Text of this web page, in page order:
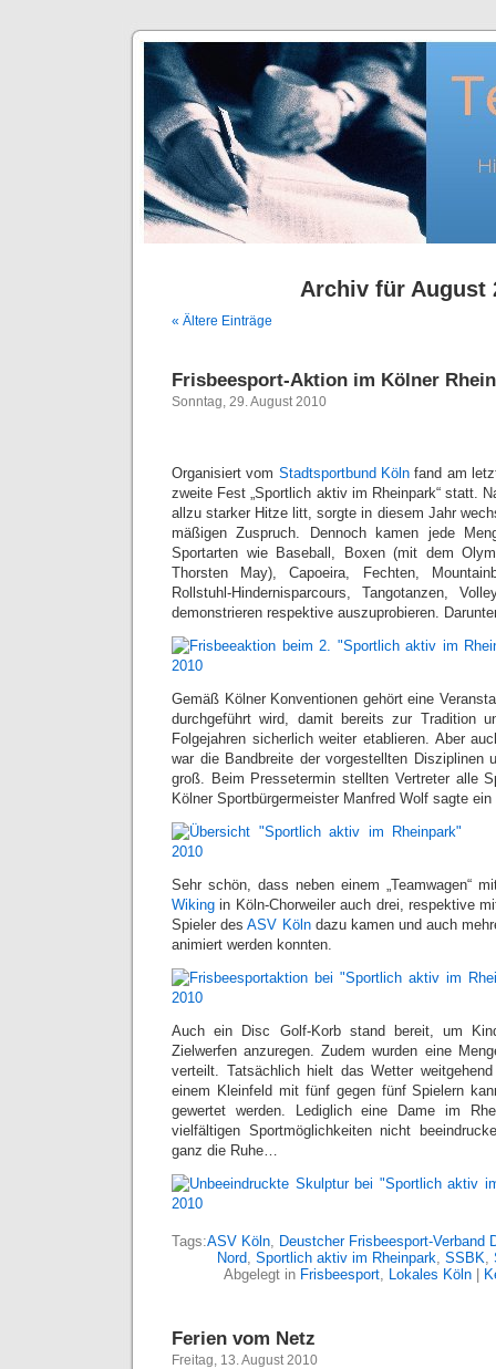
Archiv für August
« Ältere Einträge
Frisbeesport-Aktion im Kölner
Sonntag, 29. August 2010
Organisiert vom Stadtsportbund Kölnfand am
zweite Fest „Sportlich aktiv im Rheinpark“ statt.
allzu starker Hitze litt, sorgte in diesem Jahr
mäßigen Zuspruch. Dennoch kamen jede
Sportarten wie Baseball, Boxen (mit dem
Thorsten May), Capoeira, Fechten,
Rollstuhl-Hindernisparcours, Tangotanzen,
demonstrieren respektive auszuprobieren.
Gemäß Kölner Konventionen gehört eine
durchgeführt wird, damit bereits zur Tradition
Folgejahren sicherlich weiter etablieren. Aber
war die Bandbreite der vorgestellten Disziplinen
groß. Beim Pressetermin stellten Vertreter alle
Kölner Sportbürgermeister Manfred Wolf sagte
Sehr schön, dass neben einem „Teamwagen“
Wiking in Köln-Chorweiler auch drei, respektive
Spieler desASV Kölndazu kamen und auch
animiert werden konnten.
Auch ein Disc Golf-Korb stand bereit, um
Zielwerfen anzuregen. Zudem wurden eine
verteilt. Tatsächlich hielt das Wetter
einem Kleinfeld mit fünf gegen fünf Spielern
gewertet werden. Lediglich eine Dame im
vielfältigen Sportmöglichkeiten nicht
ganz die Ruhe…
Tags:ASV Köln, Deustcher Frisbeesport-Verband
Nord, Sportlich aktiv im Rheinpark, SSBK,
Abgelegt in Frisbeesport, Lokales Köln|
Ferien vom Netz
Freitag, 13. August 2010